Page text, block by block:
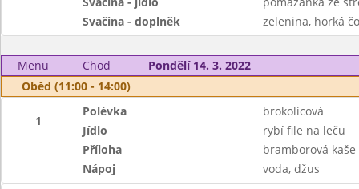
Svačina - doplněk
zelenina, horká
Menu Chod
Pondělí 14. 3. 2022
Oběd (11:00 - 14:00)
1
Polévka
brokolicová
Jídlo
rybí file na leču
Příloha
bramborová kaše
Nápoj
voda, džus